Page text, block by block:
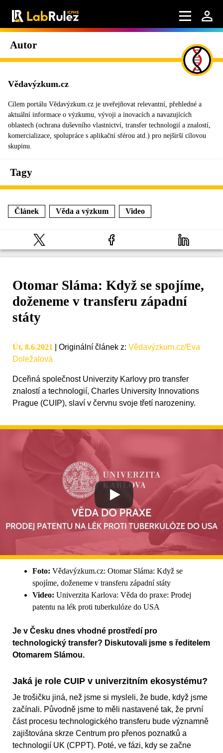
Autor
Vědavýzkum.cz
Cílem portálu Vědavýzkum.cz je uveřejňovat relevantní, přehledné a
aktuální informace o výzkumu, vývoji a inovacích a navazujících
oblastech (ochrana duševního vlastnictví, transfer technologií a znalostí,
komercializace, spolupráce s aplikační sférou atd.) pro nejširší cílovou
skupinu.
Tagy
Článek Věda a výzkum Video
Otomar Sláma: Když se spojíme,
doženeme v transferu západní
státy
Út, 8.6.2021 Originální článek z: Vědavýzkum.cz/Eva
Doležalová
Dceřiná společnost Univerzity Karlovy pro transfer
znalostí a technologií, Charles University Innovations
Prague (CUIP), slaví v červnu svoje třetí narozeniny.
Foto: Vědavýzkum.cz: Otomar Sláma: Když se
spojíme, doženeme v transferu západní státy
Video: Univerzita Karlova: Věda do praxe: Prodej
patentu na lék proti tuberkulóze do USA
Je v Česku dnes vhodné prostředí pro
technologický transfer? Diskutovali jsme s ředitelem
Otomarem Slámou.
Jaká je role CUIP v univerzitním ekosystému?
Je trošičku jiná, než jsme si mysleli, že bude, když jsme
začínali. Původně jsme to měli nastavené tak, že první
část procesu technologického transferu bude významně
zajištována skrze Centrum pro přenos poznatků a
technologií UK (CPPT). Poté, ve fázi, kdy se začne